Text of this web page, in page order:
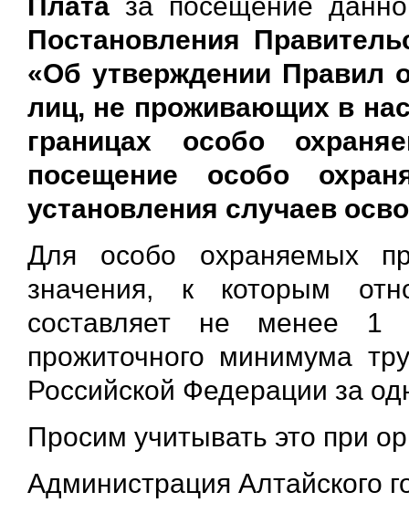
Постановления
«Об утверждении Правил
лиц, не проживающих в
границах особо
посещение особо
установления случаев
Для особо охраняемых
значения, к которым
составляет не менее 1
прожиточного минимума
Российской Федерации за
Просим учитывать это при
Администрация Алтайского